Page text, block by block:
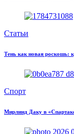
Статьи
Тень как новая роскошь:
Спорт
Мирлинд Даку в